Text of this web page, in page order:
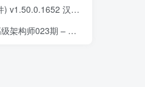
SnapShot(硬盘备份软件) v1.50.0.1652 汉化绿色版
JavaEE企业级分布式高级架构师023期 – 带源码课件